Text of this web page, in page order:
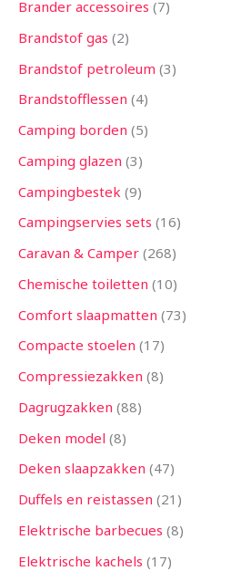
Brander accessoires 7
Brandstof gas 2
Brandstof petroleum 3
Brandstofflessen 4
Camping borden 5
Camping glazen 3
Campingbestek 9
Campingservies sets 16
Caravan & Camper 268
Chemische toiletten 10
Comfort slaapmatten 73
Compacte stoelen 17
Compressiezakken 8
Dagrugzakken 88
Deken model 8
Deken slaapzakken 47
Duffels en reistassen 21
Elektrische barbecues 8
Elektrische kachels 17